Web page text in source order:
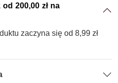
200,00 zł na
zaczyna się od 8,99 zł